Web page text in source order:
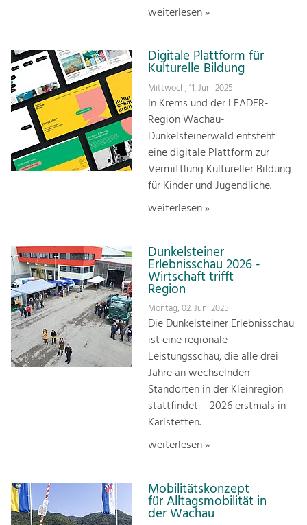
weiterlesen »
Digitale Plattform für
Kulturelle Bildung
Mittwoch, 11. Juni 2025
In Krems und der LEADER-
Region Wachau-
Dunkelsteinerwald entsteht
eine digitale Plattform zur
Vermittlung Kultureller Bildung
für Kinder und Jugendliche.
weiterlesen »
Dunkelsteiner
Erlebnisschau 2026 -
Wirtschaft trifft
Region
Montag, 02. Juni 2025
Die Dunkelsteiner Erlebnisschau
ist eine regionale
Leistungsschau, die alle drei
Jahre an wechselnden
Standorten in der Kleinregion
stattfindet – 2026 erstmals in
Karlstetten.
weiterlesen »
Mobilitätskonzept
für Alltagsmobilität in
der Wachau